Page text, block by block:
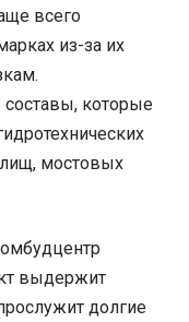
всего
из-за их
которые
мостовых
выдержит
долгие